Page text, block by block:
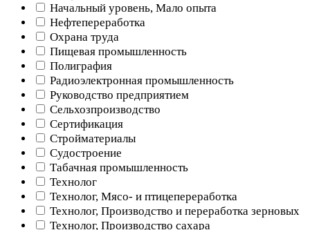
Начальный уровень, Мало опыта
Нефтепереработка
Охрана труда
Пищевая промышленность
Полиграфия
Радиоэлектронная промышленность
Руководство предприятием
Сельхозпроизводство
Сертификация
Стройматериалы
Судостроение
Табачная промышленность
Технолог
Технолог, Мясо- и птицепереработка
Технолог, Производство и переработка зерновых
Технолог, Производство сахара